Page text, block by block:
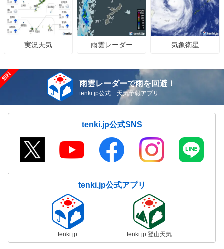
実況天気 雨雲レーダー 気象衛星
雨雲レーダーで雨を回避！
tenki.jp公式 天気予報アプリ
tenki.jp公式SNS
tenki.jp公式アプリ
tenki.jp tenki.jp 登山天気